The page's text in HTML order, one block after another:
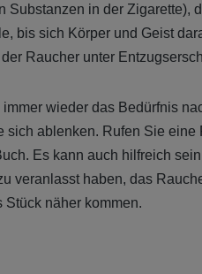
in der Zigarette),
bis sich Körper und Geist
Raucher unter
wieder das Bedürfnis
ablenken. Rufen Sie eine
Es kann auch hilfreich
veranlasst haben, das
Stück näher kommen.